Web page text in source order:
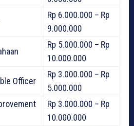
Rp 6.000.000 – Rp
9.000.000
Rp 5.000.000 – Rp
10.000.000
Officer
Rp 3.000.000 – Rp
5.000.000
Rp 3.000.000 – Rp
10.000.000